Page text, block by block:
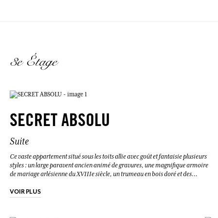
3e Étage
SECRET ABSOLU
Suite
Ce vaste appartement situé sous les toits allie avec goût et fantaisie plusieurs
styles : un large paravent ancien animé de gravures, une magnifique armoire
de mariage arlésienne du XVIIIe siècle, un trumeau en bois doré et des
chambre auront l’accès exclusif à notre ravissante terrasse, qui surplombe la
ville. Une vue imprenable sur les toits arlésiens, l’Hôtel de ville et la célèbre
VOIR PLUS